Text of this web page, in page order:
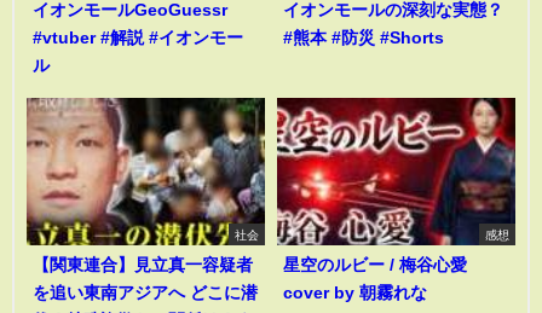
イオンモールGeoGuessr
#vtuber #解説 #イオンモー
ル
イオンモールの深刻な実態？
#熊本 #防災 #Shorts
社会
【関東連合】見立真一容疑者
を追い東南アジアへ どこに潜
感想
星空のルビー / 梅谷心愛
cover by 朝霧れな